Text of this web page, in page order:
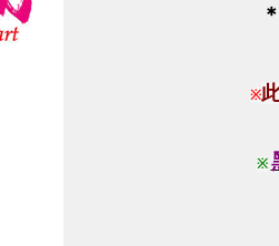
＊
※
※